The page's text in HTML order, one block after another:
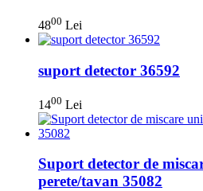
4800 Lei
suport detector 36592
1400 Lei
Suport detector de
perete/tavan 35082